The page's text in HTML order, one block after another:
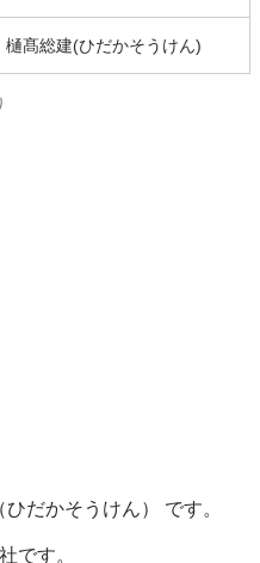
樋髙総建(ひだかそうけん)
だかそうけん） です。
です。